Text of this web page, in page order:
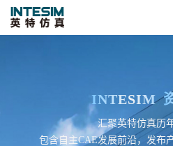
INTESIM
汇聚英特仿真历
包含自主CAE发展前沿，发布